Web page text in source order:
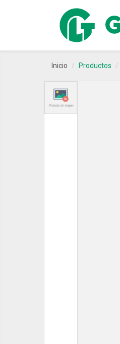
Inicio Productos